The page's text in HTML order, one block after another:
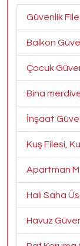
Güvenlik
Balkon
Çocuk
Bina
İnşaat
Kuş Filesi,
Apartman
Halı Saha
Havuz